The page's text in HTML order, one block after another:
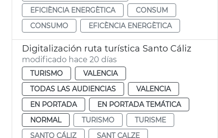
EFICIÈNCIA ENERGÈTICA
CONSUM
CONSUMO
EFICÈNCIA ENERGÈTICA
Digitalización ruta turística Santo Cáliz
modificado hace 20 días
TURISMO
VALENCIA
TODAS LAS AUDIENCIAS
VALENCIA
EN PORTADA
EN PORTADA TEMÁTICA
NORMAL
TURISMO
TURISME
SANTO CÁLIZ
SANT CALZE